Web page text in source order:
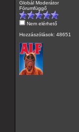
Globál Moderátor
Fórumfüggő
Nem elérhető
Hozzászólások: 48651